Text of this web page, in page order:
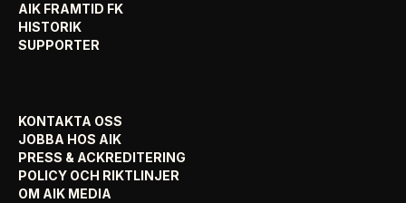
AIK FRAMTID FK
HISTORIK
SUPPORTER
KONTAKTA OSS
JOBBA HOS AIK
PRESS & ACKREDITERING
POLICY OCH RIKTLINJER
OM AIK MEDIA